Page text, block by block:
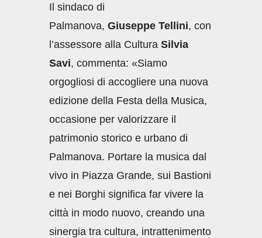
Il sindaco di
Palmanova, Giuseppe Tellini, con
l’assessore alla Cultura Silvia
Savi, commenta: «Siamo
orgogliosi di accogliere una nuova
edizione della Festa della Musica,
occasione per valorizzare il
patrimonio storico e urbano di
Palmanova. Portare la musica dal
vivo in Piazza Grande, sui Bastioni
e nei Borghi significa far vivere la
città in modo nuovo, creando una
sinergia tra cultura, intrattenimento